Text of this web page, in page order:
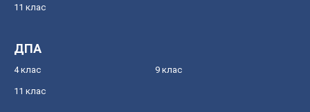
11 клас
ДПА
4 клас 9 клас
11 клас